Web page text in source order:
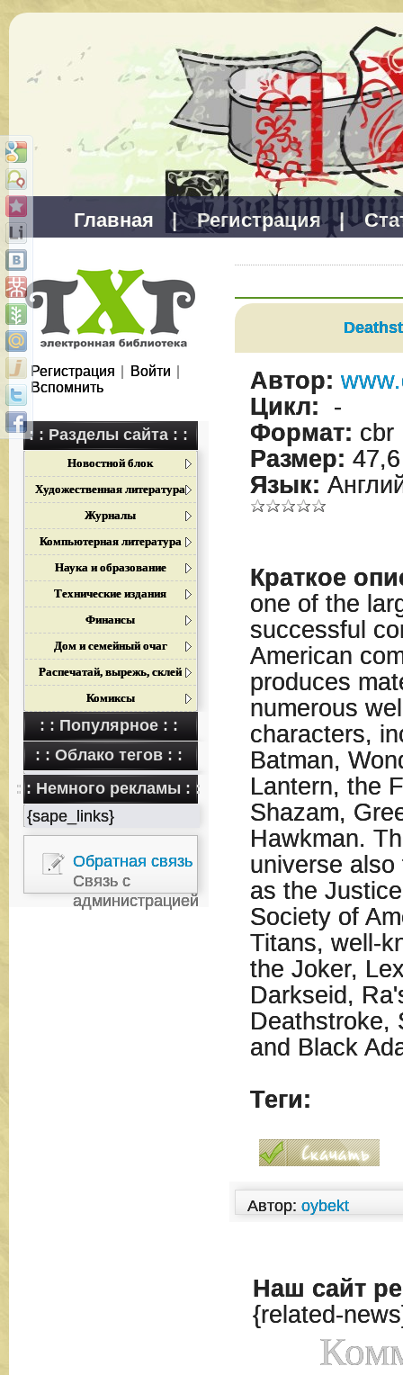
Главная | Регистрация |
Регистрация Войти
Вспомнить
: : Разделы сайта : :
Новостной блок
Художественная литература
Журналы
Компьютерная литература
Наука и образование
Технические издания
Финансы
Дом и семейный очаг
Распечатай, вырежь, склей
Комиксы
: : Популярное : :
: : Облако тегов : :
: : Немного рекламы : :
{sape_links}
Обратная связь
Связь с
администрацией
Автор:
Цикл: -
Формат: cbr
Размер:
Язык:
Краткое
one of the
successful
American
produces
numerous
characters,
Batman,
Lantern, the
Shazam,
Hawkman.
universe
as the
Society of
Titans, well-
the Joker,
Darkseid,
Deathstroke,
and Black
Теги:
Автор: oybekt
Наш сайт
{related-